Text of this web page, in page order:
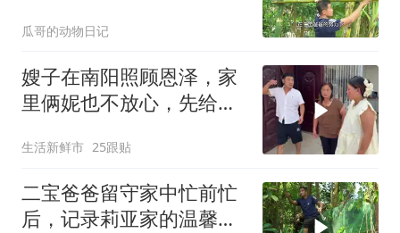
瓜哥的动物日记
嫂子在南阳照顾恩泽，家
里俩妮也不放心，先给她
生活新鲜市 25跟贴
二宝爸爸留守家中忙前忙
后，记录莉亚家的温馨日